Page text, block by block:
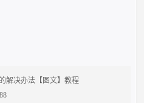
解决办法【图文】教程